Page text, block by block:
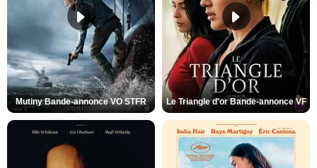
Mutiny Bande-annonce VO STFR Le Triangle d'or Bande-annonce VF